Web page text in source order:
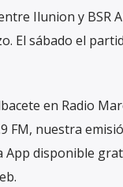
Ilunion y BSR
El sábado el
en Radio
FM, nuestra
disponible